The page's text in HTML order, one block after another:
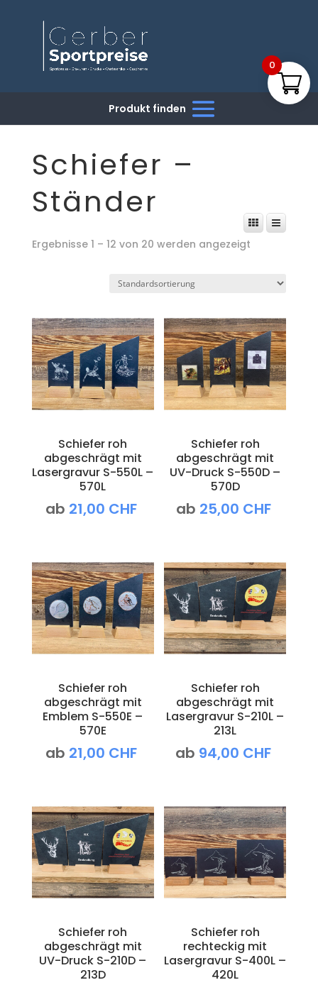
Schiefer –
Ständer
Ergebnisse 1 – 12 von 20 werden angezeigt
Schiefer roh
abgeschrägt mit
Lasergravur S-550L –
570L
ab 21,00 CHF
Schiefer roh
abgeschrägt mit
UV-Druck S-550D –
570D
ab 25,00 CHF
Schiefer roh
abgeschrägt mit
Emblem S-550E –
570E
ab 21,00 CHF
Schiefer roh
abgeschrägt mit
Lasergravur S-210L –
213L
ab 94,00 CHF
Schiefer roh
abgeschrägt mit
UV-Druck S-210D –
213D
Schiefer roh
rechteckig mit
Lasergravur S-400L –
420L
0